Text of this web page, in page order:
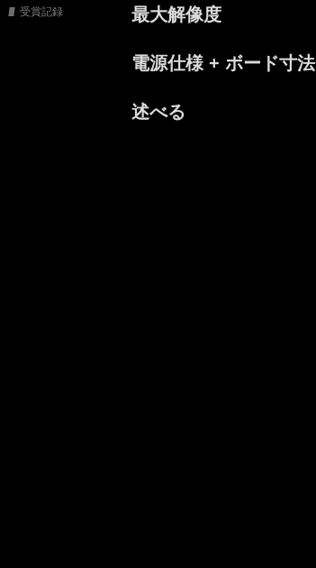
受賞記録
最大解像度
電源仕様 + ボード寸法
述べる